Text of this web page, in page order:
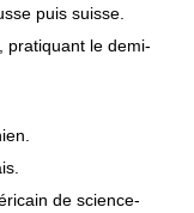
puis suisse.
, pratiquant le demi-
de science-